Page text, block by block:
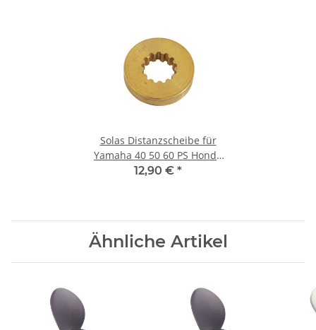
Solas Distanzscheibe für
Yamaha 40 50 60 PS Honda
13-Zähne Propeller Scheibe
12,90 € *
Ähnliche Artikel